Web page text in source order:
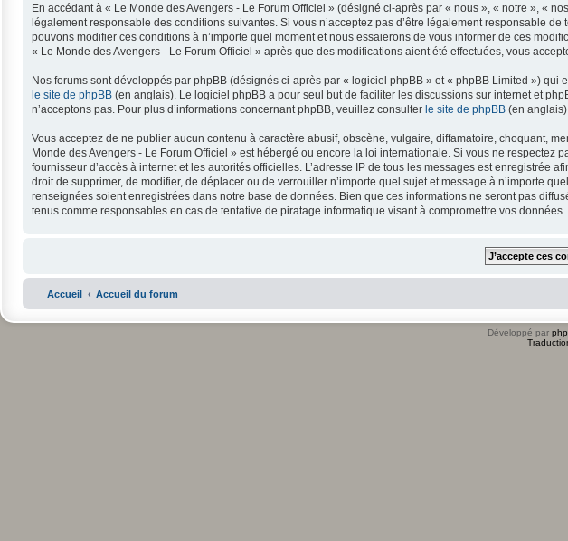
En accédant à « Le Monde des Avengers - Le Forum Officiel » (désigné ci-après par « nous », « notre », «
légalement responsable des conditions suivantes. Si vous n’acceptez pas d’être légalement responsable
pouvons modifier ces conditions à n’importe quel moment et nous essaierons de vous informer de ces
« Le Monde des Avengers - Le Forum Officiel » après que des modifications aient été effectuées, vous
Nos forums sont développés par phpBB (désignés ci-après par « logiciel phpBB » et « phpBB Limited ») qui
le site de phpBB (en anglais). Le logiciel phpBB a pour seul but de faciliter les discussions sur internet et
n’acceptons pas. Pour plus d’informations concernant phpBB, veuillez consulter le site de phpBB (en anglais).
Vous acceptez de ne publier aucun contenu à caractère abusif, obscène, vulgaire, diffamatoire, choquant,
Monde des Avengers - Le Forum Officiel » est hébergé ou encore la loi internationale. Si vous ne
fournisseur d’accès à internet et les autorités officielles. L’adresse IP de tous les messages est enregistrée
droit de supprimer, de modifier, de déplacer ou de verrouiller n’importe quel sujet et message à n’importe
renseignées soient enregistrées dans notre base de données. Bien que ces informations ne seront pas
tenus comme responsables en cas de tentative de piratage informatique visant à compromettre vos données.
Accueil Accueil du forum
Développé par